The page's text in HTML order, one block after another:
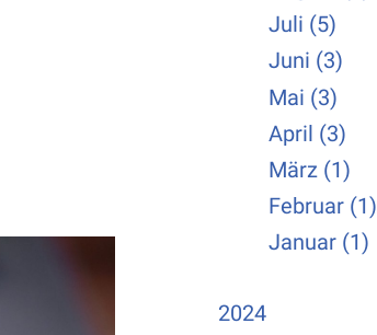
Juli (5)
Juni (3)
Mai (3)
April (3)
März (1)
Februar (1)
Januar (1)
2024